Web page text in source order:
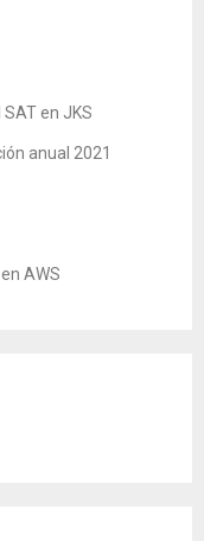
en JKS
anual 2021
AWS